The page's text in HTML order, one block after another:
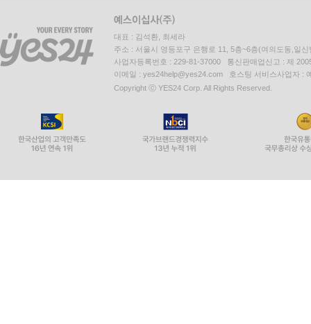
대표 : 김석환, 최세라
주소 : 서울시 영등포구 은행로 11, 5층~6층(여의도동,일신
사업자등록번호 : 229-81-37000 통신판매업신고 : 제
이메일 : yes24help@yes24.com 호스팅 서비스사업자 :
Copyright ⓒ YES24 Corp. All Rights Reserved.